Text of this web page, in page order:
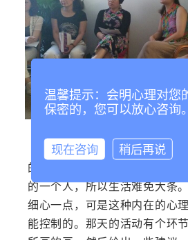
第一次参加活动，最大的感
的识别力。“佚名”是会更多的把
的一个人，所以生活难免大条
细心一点，可是这种内在的心
能控制的。那天的活动有个环
温馨提示：会明心理对您
保密的，您可以放心咨询。
现在咨询 稍后再说